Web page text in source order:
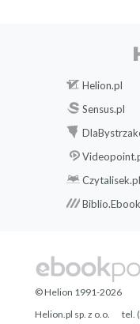
Helion.pl
Sensus.pl
Czytalisek.pl
© Helion 1991-2026
Helion.pl sp. z o.o.
tel.